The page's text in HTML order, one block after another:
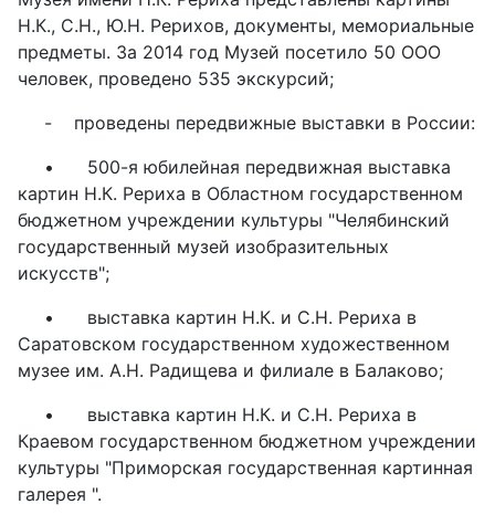
Н.К., С.Н., Ю.Н. Рерихов, документы, мемориальные
предметы. За 2014 год Музей посетило 50 ООО
человек, проведено 535 экскурсий;
- проведены передвижные выставки в России:
• 500-я юбилейная передвижная выставка
картин Н.К. Рериха в Областном государственном
бюджетном учреждении культуры "Челябинский
государственный музей изобразительных
искусств";
• выставка картин Н.К. и С.Н. Рериха в
Саратовском государственном художественном
музее им. А.Н. Радищева и филиале в Балаково;
• выставка картин Н.К. и С.Н. Рериха в
Краевом государственном бюджетном учреждении
культуры "Приморская государственная картинная
галерея ".